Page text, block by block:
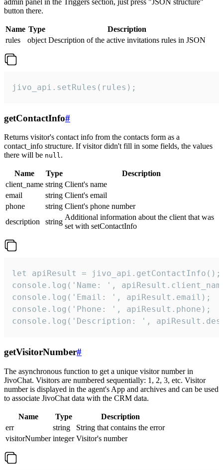
admin panel in the Triggers section, just press "JSON structure"
button there.
Name Type
Description
rules
object Description of the active invitations rules in JSON
jivo_api.setRules(rules);
getContactInfo#
Returns visitor's contact info from the contacts form as a
contact_info structure. If visitor didn't fill in some fields, the values
there will be null.
Name Type
Description
client_name string Client's name
email
string Client's email
phone
string Client's phone number
description
string
Additional information about the client that was
set with setContactInfo
let apiResult = jivo_api.getContactInfo();
console.log('Name: ',
console.log('Email: ', apiResult.email);
console.log('Phone: ', apiResult.phone);
console.log('Description: ',
getVisitorNumber#
The asynchronous function to get a unique visitor number in
JivoChat. Visitors are numbered sequentially: 1, 2, 3, etc. Visitor
number is displayed in the agent's App and archives and can be used
to associate JivoChat data with the CRM data.
Name Type
Description
err
string
String that contains the error
visitorNumber integer Visitor's number